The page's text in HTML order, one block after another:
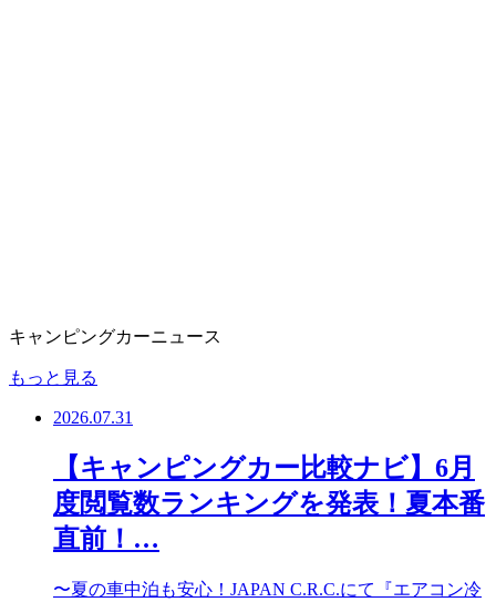
キャンピングカーニュース
もっと見る
2026.07.31
【キャンピングカー比較ナビ】6月
度閲覧数ランキングを発表！夏本番
直前！…
〜夏の車中泊も安心！JAPAN C.R.C.にて『エアコン冷